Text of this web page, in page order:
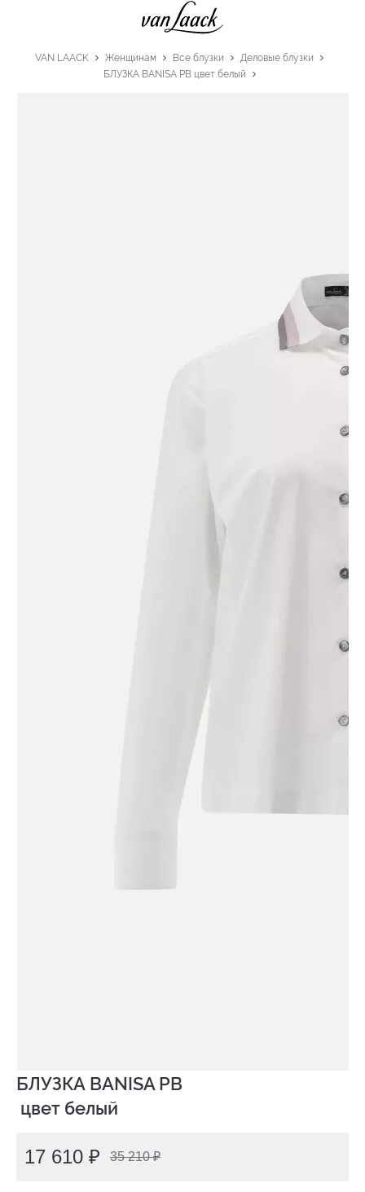
VAN LAACK Женщинам Все блузки
Деловые блузки
БЛУЗКА BANISA PB цвет белый
БЛУЗКА BANISA PB
цвет белый
17 610 ₽ 35 210 ₽